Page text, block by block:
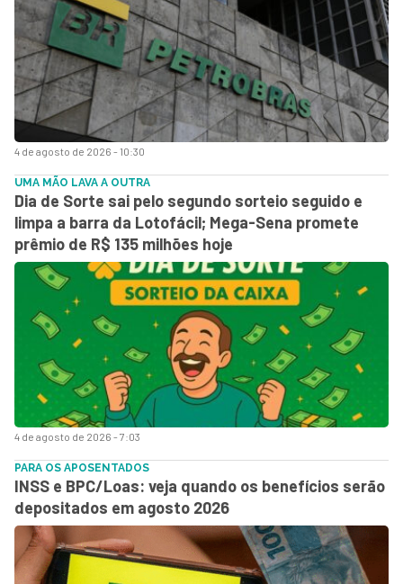
4 de agosto de 2026 - 10:30
4 de agosto de 2026 - 7:03
UMA MÃO LAVA A OUTRA
Dia de Sorte sai pelo segundo sorteio seguido e
limpa a barra da Lotofácil; Mega-Sena promete
prêmio de R$ 135 milhões hoje
PARA OS APOSENTADOS
INSS e BPC/Loas: veja quando os benefícios serão
depositados em agosto 2026